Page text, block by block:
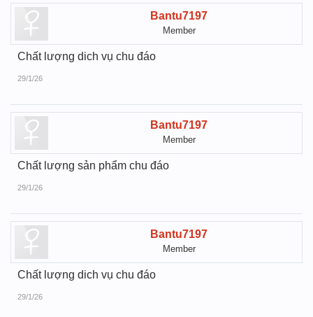
Bantu7197
Member
Chất lượng dich vụ chu đáo
29/1/26
Bantu7197
Member
Chất lượng sản phẩm chu đáo
29/1/26
Bantu7197
Member
Chất lượng dich vụ chu đáo
29/1/26